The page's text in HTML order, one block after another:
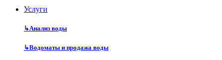
Услуги
↳Анализ воды
↳Водоматы и продажа воды